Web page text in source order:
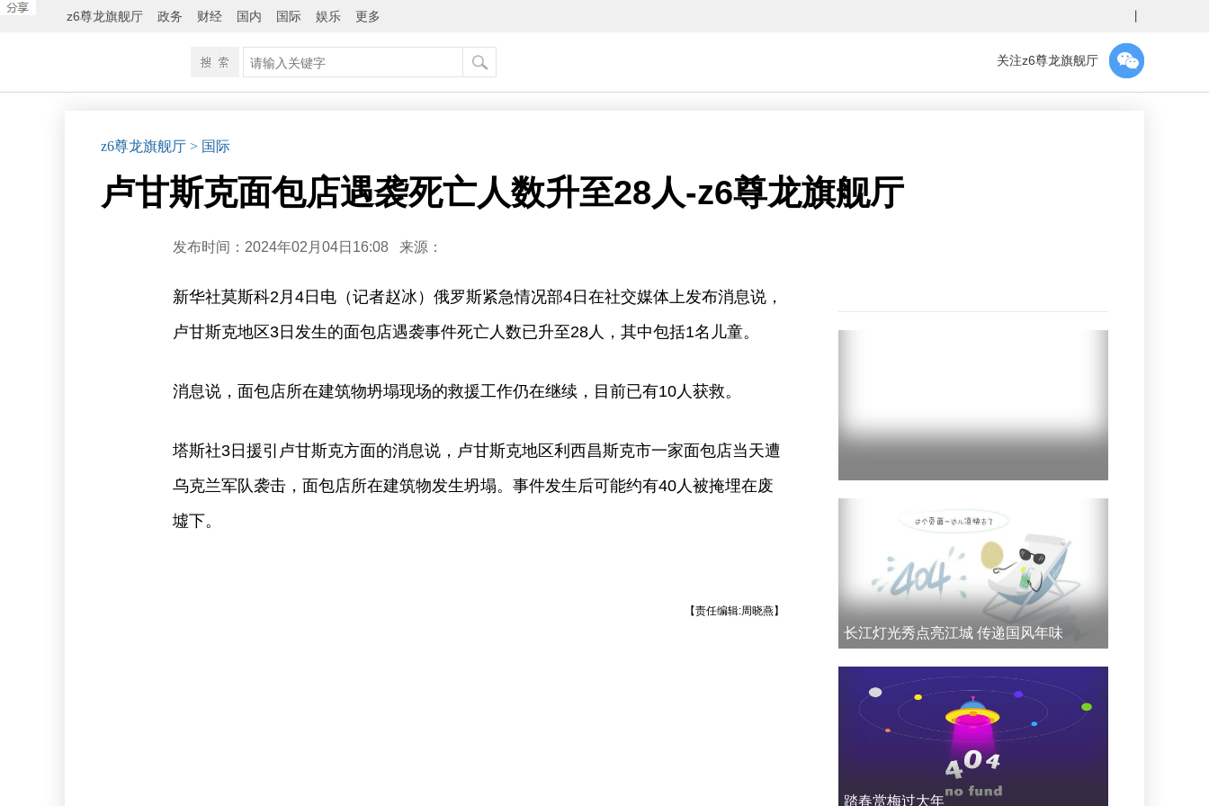
z6尊龙旗舰厅 政务 财经 国内 国际 娱乐 更多
关注z6尊龙旗舰厅
z6尊龙旗舰厅 > 国际
卢甘斯克面包店遇袭死亡人数升至28人-z6尊龙旗舰厅
发布时间：2024年02月04日16:08 来源：
新华社莫斯科2月4日电（记者赵冰）俄罗斯紧急情况部4日在社交媒体上发布消息说，
卢甘斯克地区3日发生的面包店遇袭事件死亡人数已升至28人，其中包括1名儿童。
消息说，面包店所在建筑物坍塌现场的救援工作仍在继续，目前已有10人获救。
塔斯社3日援引卢甘斯克方面的消息说，卢甘斯克地区利西昌斯克市一家面包店当天遭
乌克兰军队袭击，面包店所在建筑物发生坍塌。事件发生后可能约有40人被掩埋在废
墟下。
【责任编辑:周晓燕】
长江灯光秀点亮江城 传递国风年味
踏春赏梅过大年